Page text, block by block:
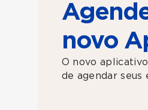
novo
O novo
de agendar seus